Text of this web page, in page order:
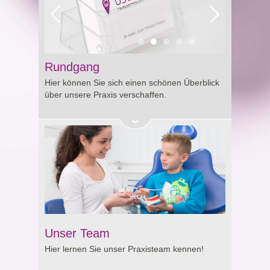
Rundgang
Hier können Sie sich einen schönen Überblick
über unsere Praxis verschaffen.
Unser Team
Hier lernen Sie unser Praxisteam kennen!